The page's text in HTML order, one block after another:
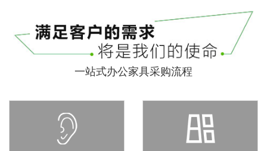
一站式办公家具采购流程